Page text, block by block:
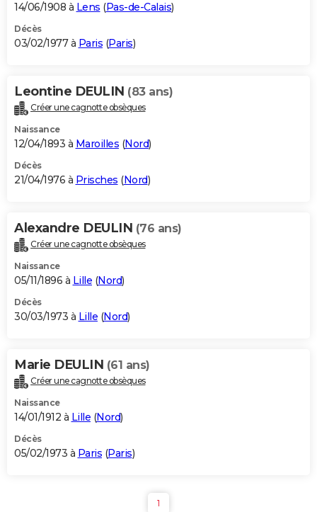
14/06/1908 à Lens (Pas-de-Calais)
Décès
03/02/1977 à Paris (Paris)
Leontine DEULIN (83 ans)
Créer une cagnotte obsèques
Naissance
12/04/1893 à Maroilles (Nord)
Décès
21/04/1976 à Prisches (Nord)
Alexandre DEULIN (76 ans)
Créer une cagnotte obsèques
Naissance
05/11/1896 à Lille (Nord)
Décès
30/03/1973 à Lille (Nord)
Marie DEULIN (61 ans)
Créer une cagnotte obsèques
Naissance
14/01/1912 à Lille (Nord)
Décès
05/02/1973 à Paris (Paris)
1